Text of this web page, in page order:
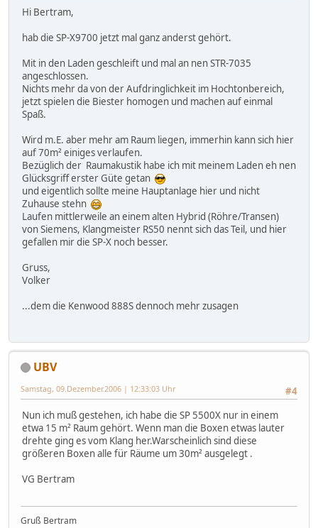
Hi Bertram,
hab die SP-X9700 jetzt mal ganz anderst gehört.
Mit in den Laden geschleift und mal an nen STR-7035
angeschlossen.
Nichts mehr da von der Aufdringlichkeit im Hochtonbereich,
jetzt spielen die Biester homogen und machen auf einmal
Spaß.
Wird m.E. aber mehr am Raum liegen, immerhin kann sich hier
auf 70m² einiges verlaufen.
Bezüglich der Raumakustik habe ich mit meinem Laden eh nen
Glücksgriff erster Güte getan
und eigentlich sollte meine Hauptanlage hier und nicht
Zuhause stehn
Laufen mittlerweile an einem alten Hybrid (Röhre/Transen)
von Siemens, Klangmeister RS50 nennt sich das Teil, und hier
gefallen mir die SP-X noch besser.
Gruss,
Volker
...dem die Kenwood 888S dennoch mehr zusagen
UBV
#4
Samstag, 09.Dezember.2006 | 12:33:03 Uhr
Nun ich muß gestehen, ich habe die SP 5500X nur in einem
etwa 15 m² Raum gehört. Wenn man die Boxen etwas lauter
drehte ging es vom Klang her.Warscheinlich sind diese
größeren Boxen alle für Räume um 30m² ausgelegt .
VG Bertram
Gruß Bertram